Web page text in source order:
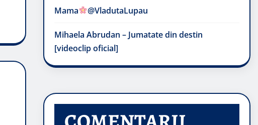
Mama @VladutaLupau
Mihaela Abrudan – Jumatate din destin
[videoclip oficial]